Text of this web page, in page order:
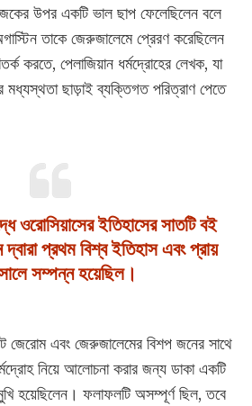
উপর একটি ভাল ছাপ ফেলেছিলেন বলে
তাকে জেরুজালেমে প্রেরণ করেছিলেন
করতে, পেলাজিয়ান ধর্মদ্রোহের লেখক, যা
মধ্যস্থতা ছাড়াই ব্যক্তিগত পরিত্রাণ পেতে
ওরোসিয়াসের ইতিহাসের সাতটি বই
প্রথম বিশ্ব ইতিহাস এবং প্রায়
সম্পন্ন হয়েছিল।
জেরোম এবং জেরুজালেমের বিশপ জনের সাথে
নিয়ে আলোচনা করার জন্য ডাকা একটি
হয়েছিলেন। ফলাফলটি অসম্পূর্ণ ছিল, তবে